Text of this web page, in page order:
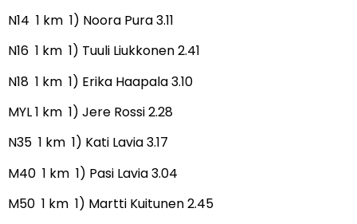
N14 1 km 1) Noora Pura 3.11
N16 1 km 1) Tuuli Liukkonen 2.41
N18 1 km 1) Erika Haapala 3.10
MYL 1 km 1) Jere Rossi 2.28
N35 1 km 1) Kati Lavia 3.17
M40 1 km 1) Pasi Lavia 3.04
M50 1 km 1) Martti Kuitunen 2.45